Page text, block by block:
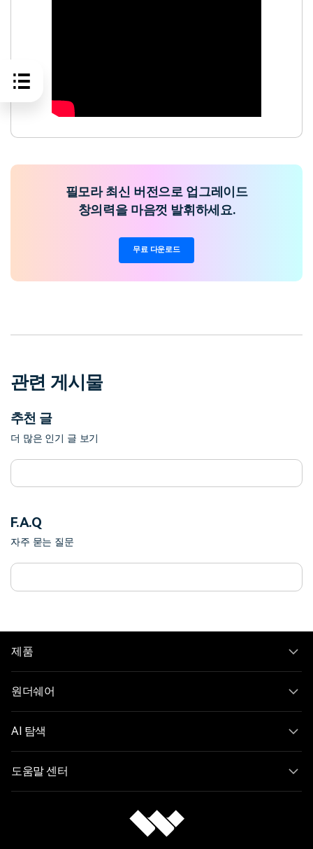
필모라 최신 버전으로 업그레이드
창의력을 마음껏 발휘하세요.
무료 다운로드
관련 게시물
추천 글
더 많은 인기 글 보기
F.A.Q
자주 묻는 질문
제품
원더쉐어
AI 탐색
도움말 센터